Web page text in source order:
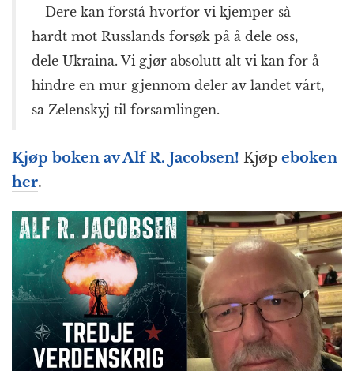
– Dere kan forstå hvorfor vi kjemper så
hardt mot Russlands forsøk på å dele oss,
dele Ukraina. Vi gjør absolutt alt vi kan for å
hindre en mur gjennom deler av landet vårt,
sa Zelenskyj til forsamlingen.
Kjøp boken avAlf R. Jacobsen! Kjøp eboken
her.